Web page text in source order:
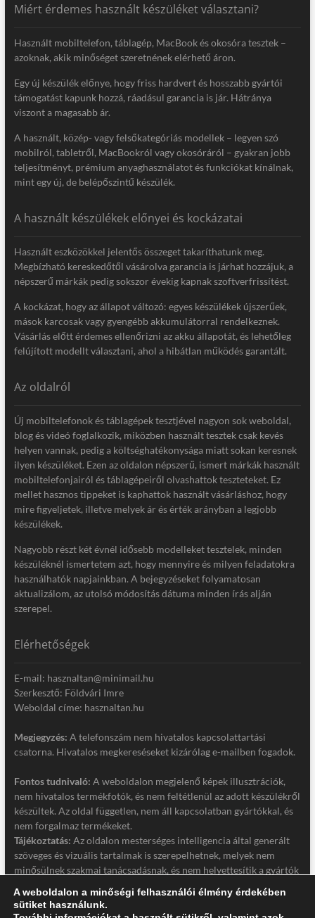
Miért érdemes használt készüléket választani?
Használt mobiltelefon, táblagép, MacBook és okosóra tesztek –
azoknak, akik minőséget szeretnének elérhető áron.
Egy új készülék előnye, hogy friss hardvert és hosszabb gyártói
támogatást kapunk hozzá, ráadásul garancia is jár. Hátránya
viszont a magasabb ár.
A használt, közép- vagy felsőkategóriás modellek – legyen szó
mobilról, tabletről, MacBookról vagy okosóráról – gyakran jobb
teljesítményt, prémium anyaghasználatot és funkciókat kínálnak,
mint egy új, de belépőszintű készülék.
A használt készülékek előnyei és kockázatai
Használt eszközökkel jelentős összeget takaríthatunk meg.
Megbízható kereskedőtől vásárolva garancia is járhat hozzájuk, a
népszerű márkák pedig sokszor évekig kapnak szoftverfrissítést.
A kockázat, hogy az állapot változó: egyes készülékek újszerűek,
mások karcosak vagy gyengébb akkumulátorral rendelkeznek.
Vásárlás előtt érdemes ellenőrizni az akku állapotát, és lehetőleg
felújított modellt választani, ahol a hibátlan működés garantált.
Az oldalról
Új mobiltelefonok és táblagépek tesztjével nagyon sok weboldal,
blog és videó foglalkozik, miközben használt tesztek csak kevés
helyen vannak, pedig a költséghatékonysága miatt sokan keresnek
ilyen készüléket. Ezen az oldalon népszerű, ismert márkák használt
mobiltelefonjairól és táblagépeiről olvashattok teszteteket. Ez
mellet hasznos tippeket is kaphattok használt vásárláshoz, hogy
mire figyeljetek, illetve melyek ár és érték arányban a legjobb
készülékek.
Nagyobb részt két évnél idősebb modelleket tesztelek, minden
készüléknél ismertetem azt, hogy mennyire és milyen feladatokra
használhatók napjainkban. A bejegyzéseket folyamatosan
aktualizálom, az utolsó módosítás dátuma minden írás alján
szerepel.
Elérhetőségek
E-mail: hasznaltan@minimail.hu
Szerkesztő: Földvári Imre
Weboldal címe: hasznaltan.hu
Megjegyzés: A telefonszám nem hivatalos kapcsolattartási
csatorna. Hivatalos megkereséseket kizárólag e-mailben fogadok.
Fontos tudnivaló: A weboldalon megjelenő képek illusztrációk,
nem hivatalos termékfotók, és nem feltétlenül az adott készülékről
készültek. Az oldal független, nem áll kapcsolatban gyártókkal, és
nem forgalmaz termékeket.
Tájékoztatás: Az oldalon mesterséges intelligencia által generált
szöveges és vizuális tartalmak is szerepelhetnek, melyek nem
minősülnek szakmai tanácsadásnak, és nem helyettesítik a gyártók
Jogi nyilatkozat
A weboldalon a minőségi felhasználói élmény érdekében
sütiket használunk.